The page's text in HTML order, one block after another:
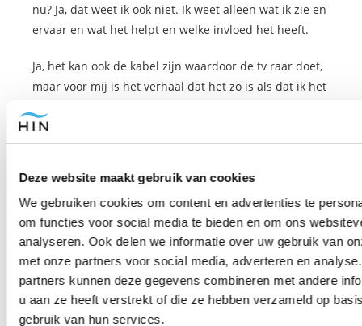
Deze website maakt gebruik van cookies
We gebruiken cookies om content en advertenties te
om functies voor social media te bieden en om ons
analyseren. Ook delen we informatie over uw gebruik van
met onze partners voor social media, adverteren en
partners kunnen deze gegevens combineren met andere
u aan ze heeft verstrekt of die ze hebben verzameld op
gebruik van hun services.
nu? Ja, dat weet ik ook niet. Ik weet alleen wat ik zie en
ervaar en wat het helpt en welke invloed het heeft.
Ja, het kan ook de kabel zijn waardoor de tv raar doet,
maar voor mij is het verhaal dat het zo is als dat ik het
Ander mensen hebben juist het verhaal dat het toeval
af: Werkt dit verhaal voor mij?
Zo’n boek geeft wel inzichten, en ik denk dat het nog
wel complexer is, maar voor mij klinkt het heel logisch.
Als je bijvoorbeeld kijkt naar natuurkunde dan is er
een wet die aangeeft dat energie en informatie nooit
verloren gaat. We veranderen wel van vorm, het
lichaam gaat weg. Maar het bewustzijn en de